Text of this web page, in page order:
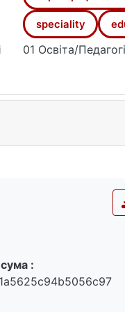
speciality
01 Освіта/
: